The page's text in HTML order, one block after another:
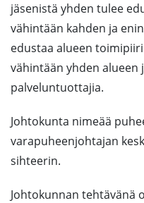
jäsenistä yhden tulee
vähintään kahden ja
edustaa alueen
vähintään yhden
palveluntuottajia.
Johtokunta nimeää
varapuheenjohtajan
sihteerin.
Johtokunnan tehtävänä